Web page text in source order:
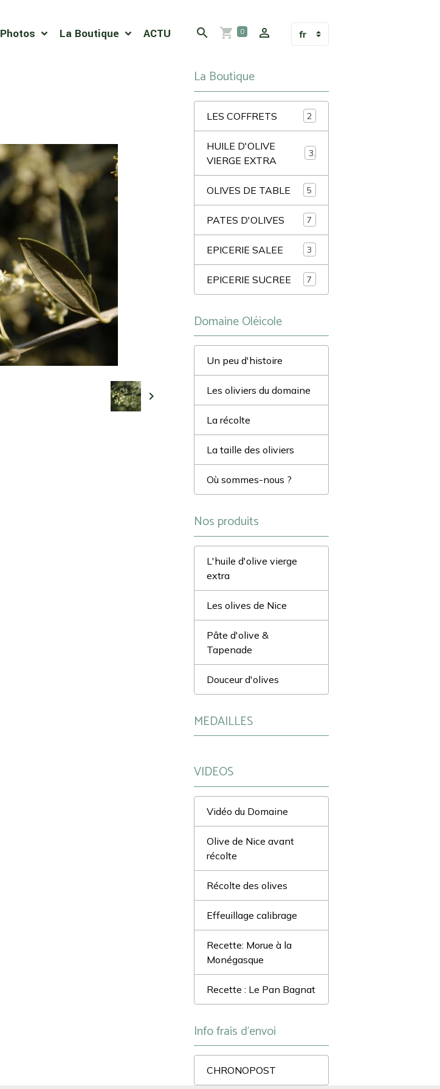
Photos La Boutique ACTU 0
La Boutique
LES COFFRETS 2
HUILE D'OLIVE
VIERGE EXTRA
OLIVES DE TABLE 5
PATES D'OLIVES 7
EPICERIE SALEE 3
EPICERIE SUCREE 7
Domaine Oléicole
Un peu d'histoire
Les oliviers du domaine
La récolte
La taille des oliviers
Où sommes-nous ?
Nos produits
L'huile d'olive vierge
extra
Les olives de Nice
Pâte d'olive &
Tapenade
Douceur d'olives
MEDAILLES
VIDEOS
Vidéo du Domaine
Olive de Nice avant
récolte
Récolte des olives
Effeuillage calibrage
Recette: Morue à la
Monégasque
Recette : Le Pan Bagnat
Info frais d'envoi
CHRONOPOST